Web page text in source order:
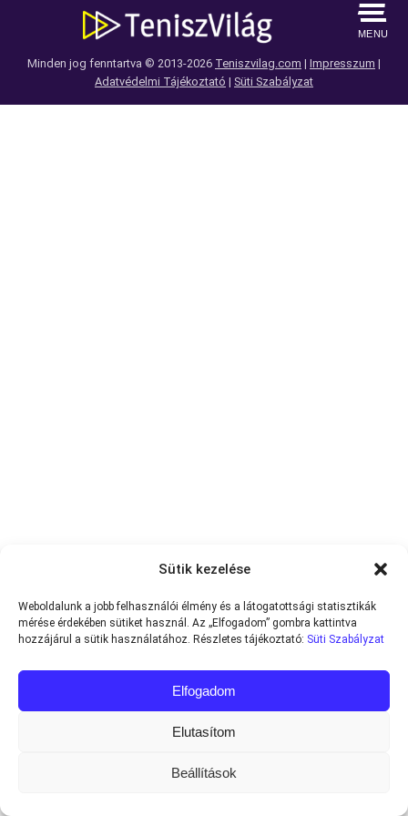
Sütik kezelése
Weboldalunk a jobb felhasználói élmény és a látogatottsági statisztikák
mérése érdekében sütiket használ. Az „Elfogadom” gombra kattintva
hozzájárul a sütik használatához. Részletes tájékoztató: Süti Szabályzat
Elfogadom
Elutasítom
Beállítások
MENU
Minden jog fenntartva © 2013-2026 Teniszvilag.com | Impresszum |
Adatvédelmi Tájékoztató | Süti Szabályzat